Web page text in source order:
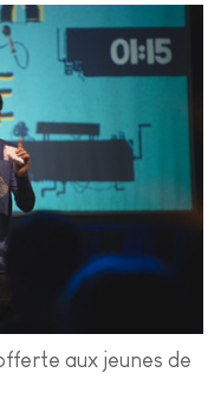
aux jeunes de